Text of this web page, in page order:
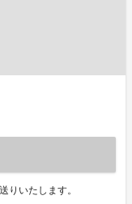
りいたします。